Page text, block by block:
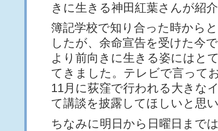
きに生きる神田紅葉さんが紹
簿記学校で知り合った時から
したが、余命宣告を受けた今
より前向きに生きる姿にはと
てきました。テレビで言って
11月に荻窪で行われる大きな
て講談を披露してほしいと思
ちなみに明日から日曜日まで